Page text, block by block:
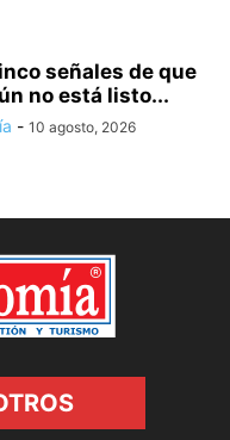
señales de que
no está listo...
- 10 agosto, 2026